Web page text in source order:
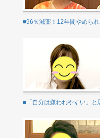
■96％減薬！12年間やめら
■「自分は嫌われやすい」